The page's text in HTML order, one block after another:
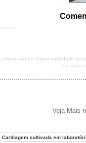
»
são de responsabilidade
de seus
Veja Mais
Cartilagem cultivada em